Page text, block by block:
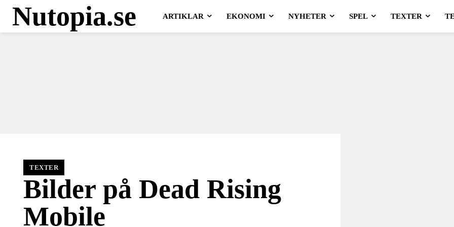
Nutopia.se ARTIKLAR EKONOMI NYHETER SPEL TEXTER
TEXTER
Bilder på Dead Rising
Mobile